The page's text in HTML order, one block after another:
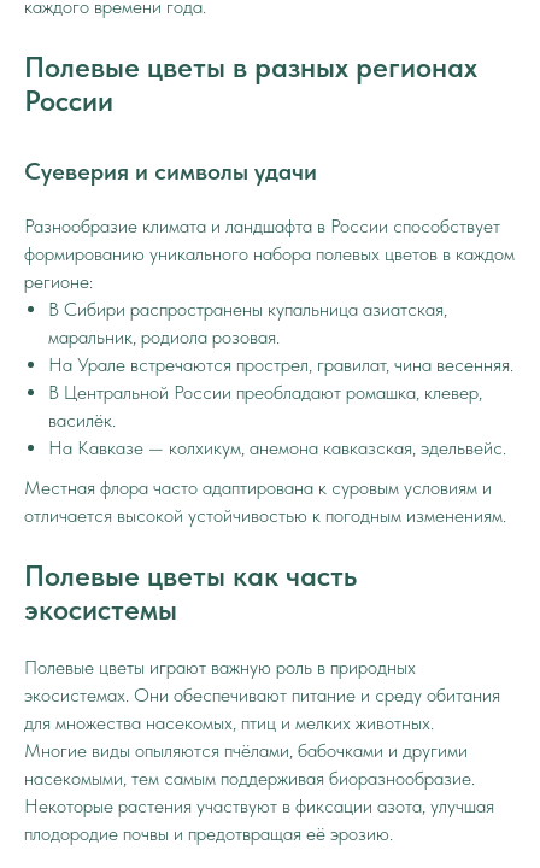
каждого времени года.
Полевые цветы в разных регионах
России
Суеверия и символы удачи
Разнообразие климата и ландшафта в России способствует
формированию уникального набора полевых цветов в каждом
регионе:
В Сибири распространены купальница азиатская,
маральник, родиола розовая.
На Урале встречаются прострел, гравилат, чина весенняя.
В Центральной России преобладают ромашка, клевер,
василёк.
На Кавказе — колхикум, анемона кавказская, эдельвейс.
Местная флора часто адаптирована к суровым условиям и
отличается высокой устойчивостью к погодным изменениям.
Полевые цветы как часть
экосистемы
Полевые цветы играют важную роль в природных
экосистемах. Они обеспечивают питание и среду обитания
для множества насекомых, птиц и мелких животных.
Многие виды опыляются пчёлами, бабочками и другими
насекомыми, тем самым поддерживая биоразнообразие.
Некоторые растения участвуют в фиксации азота, улучшая
плодородие почвы и предотвращая её эрозию.